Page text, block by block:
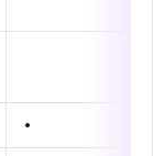
•